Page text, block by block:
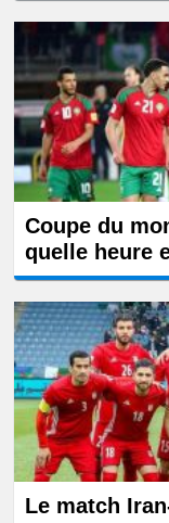
Coupe du
quelle heure
Le match